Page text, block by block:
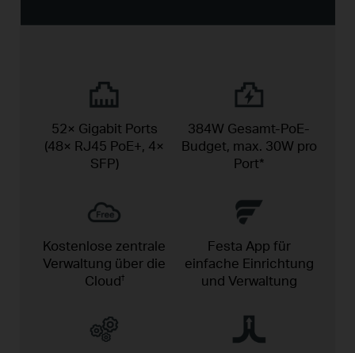
52× Gigabit Ports
(48× RJ45 PoE+, 4×
SFP)
384W Gesamt-PoE-
Budget, max. 30W pro
Port*
Kostenlose zentrale
Verwaltung über die
Cloud†
Festa App für
einfache Einrichtung
und Verwaltung